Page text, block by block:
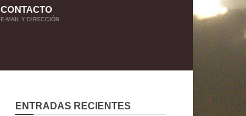
CONTACTO
E-MAIL Y DIRECCIÓN
ENTRADAS RECIENTES